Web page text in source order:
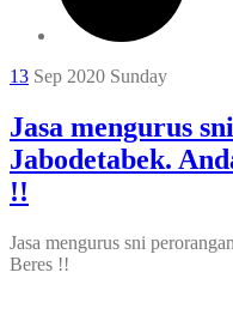
13 Sep 2020 Sunday
Jasa mengurus
Jabodetabek.
!!
Jasa mengurus sni
Beres !!